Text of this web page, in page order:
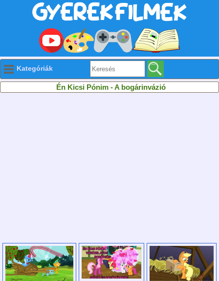
Kategóriák
Én Kicsi Pónim - A bogárinvázió